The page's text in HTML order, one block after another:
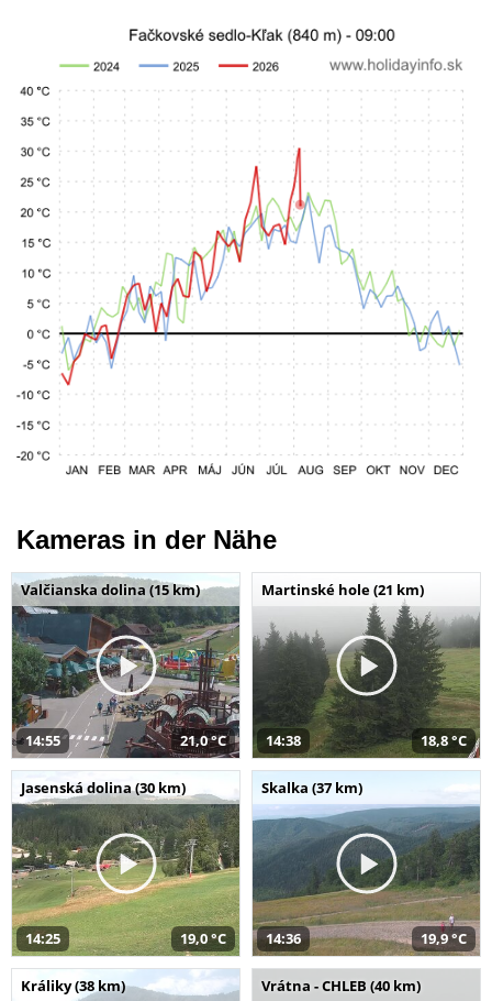
Kameras in der Nähe
Valčianska dolina (15 km)
14:55 21,0 °C
Martinské hole (21 km)
14:38 18,8 °C
Jasenská dolina (30 km)
14:25 19,0 °C
Skalka (37 km)
14:36 19,9 °C
Králiky (38 km) Vrátna - CHLEB (40 km)